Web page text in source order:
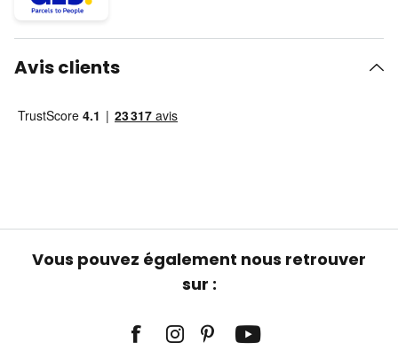
Avis clients
Vous pouvez également nous retrouver
sur :